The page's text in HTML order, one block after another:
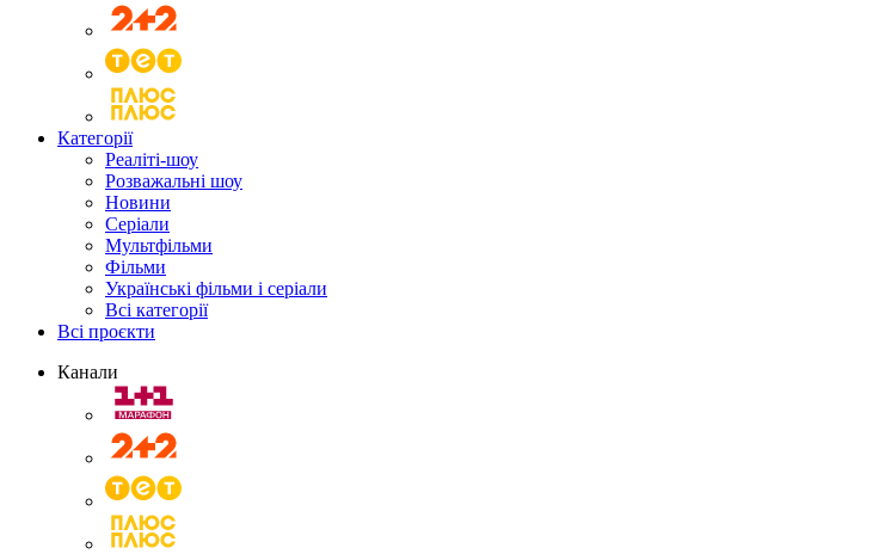
Категорії
Реаліті-шоу
Розважальні шоу
Новини
Серіали
Мультфільми
Фільми
Українські фільми і серіали
Всі категорії
Всі проєкти
Канали